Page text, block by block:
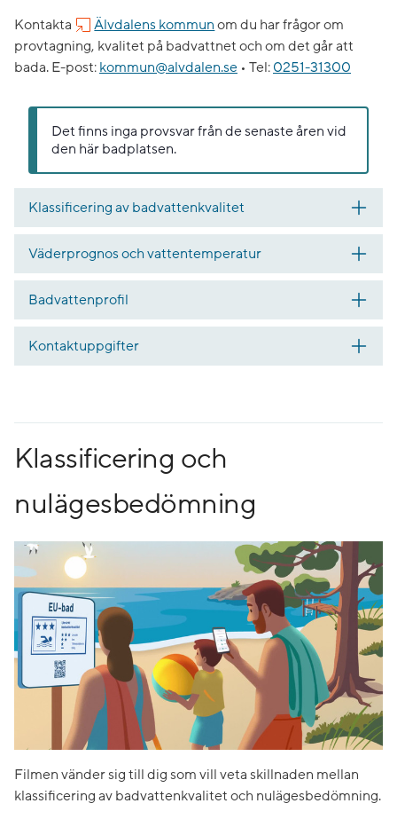
Kontakta Älvdalens kommun om du har frågor om
provtagning, kvalitet på badvattnet och om det går att
bada. E-post: kommun@alvdalen.se • Tel: 0251-31300
Det finns inga provsvar från de senaste åren vid
den här badplatsen.
Klassificering av badvattenkvalitet
Väderprognos och vattentemperatur
Badvattenprofil
Kontaktuppgifter
Klassificering och
nulägesbedömning
Filmen vänder sig till dig som vill veta skillnaden mellan
klassificering av badvattenkvalitet och nulägesbedömning.